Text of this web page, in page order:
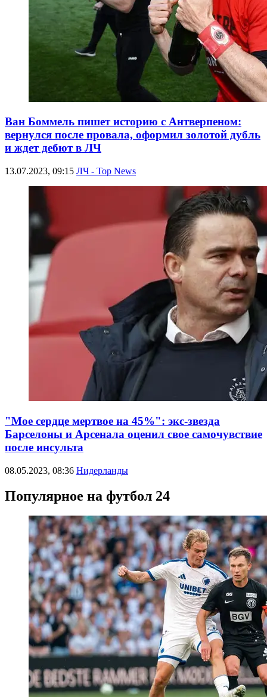
Ван Боммель пишет историю с Антверпеном:
вернулся после провала, оформил золотой дубль
и ждет дебют в ЛЧ
13.07.2023, 09:15 ЛЧ - Top News
"Мое сердце мертвое на 45%": экс-звезда
Барселоны и Арсенала оценил свое самочувствие
после инсульта
08.05.2023, 08:36 Нидерланды
Популярное на футбол 24